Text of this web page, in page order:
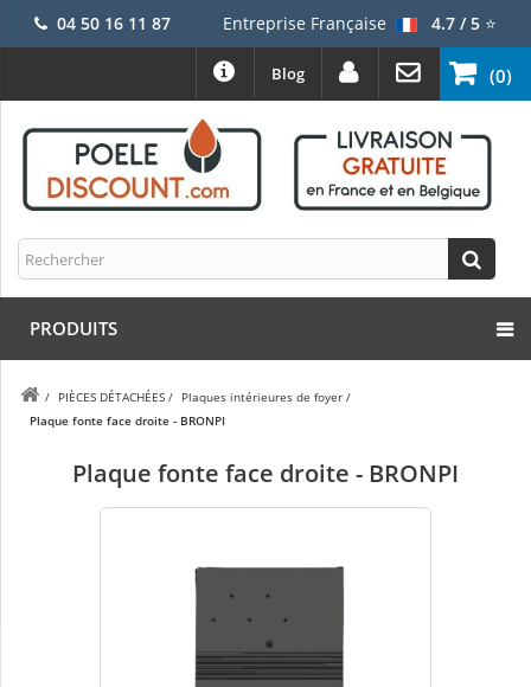
04 50 16 11 87 Entreprise Française 4.7 / 5⭐
(0)
Blog
PRODUITS
/ PIÈCES DÉTACHÉES / Plaques intérieures de foyer /
Plaque fonte face droite - BRONPI
Plaque fonte face droite - BRONPI